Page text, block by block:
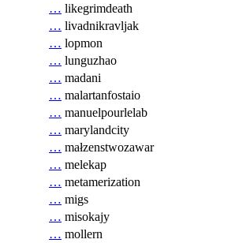
… likegrimdeath
… livadnikravljak
… lopmon
… lunguzhao
… madani
… malartanfostaio
… manuelpourlelab
… marylandcity
… małzenstwozawar
… melekap
… metamerization
… migs
… misokajy
… mollern